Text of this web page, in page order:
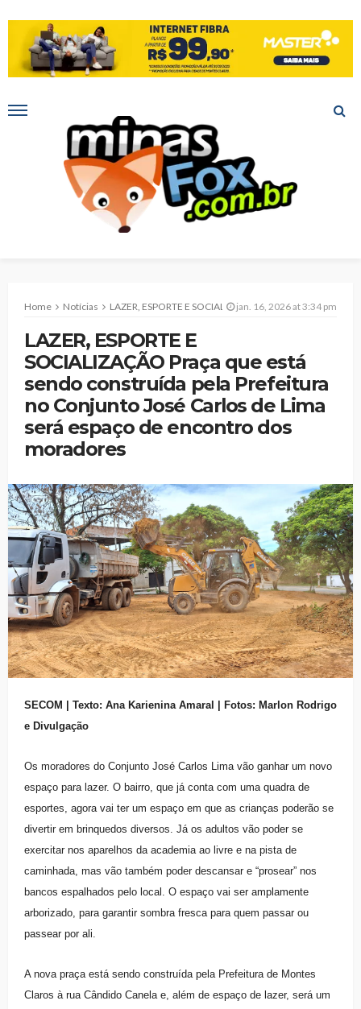
Home Notícias LAZER, ESPORTE E SOCIALIZAÇÃO Praça que está sendo construída pela Prefeitura no Conjunto José Carlos de Lima será espaço de encontro dos moradores
jan. 16, 2026 at 3:34 pm
LAZER, ESPORTE E
SOCIALIZAÇÃO Praça que está
sendo construída pela Prefeitura
no Conjunto José Carlos de Lima
será espaço de encontro dos
moradores
SECOM | Texto: Ana Karienina Amaral | Fotos: Marlon Rodrigo
e Divulgação
Os moradores do Conjunto José Carlos Lima vão ganhar um novo
espaço para lazer. O bairro, que já conta com uma quadra de
esportes, agora vai ter um espaço em que as crianças poderão se
divertir em brinquedos diversos. Já os adultos vão poder se
exercitar nos aparelhos da academia ao livre e na pista de
caminhada, mas vão também poder descansar e “prosear” nos
bancos espalhados pelo local. O espaço vai ser amplamente
arborizado, para garantir sombra fresca para quem passar ou
passear por ali.
A nova praça está sendo construída pela Prefeitura de Montes
Claros à rua Cândido Canela e, além de espaço de lazer, será um